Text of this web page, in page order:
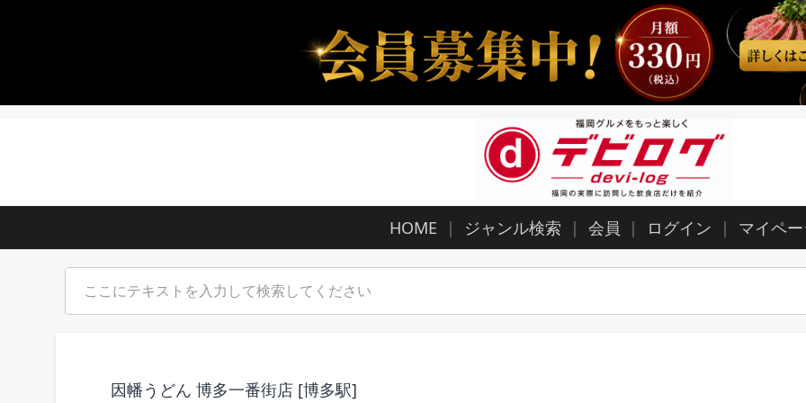
HOME ジャンル検索 会員 ログイン マイペ
因幡うどん 博多一番街店 [博多駅]